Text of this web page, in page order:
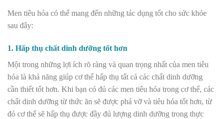
Men tiêu hóa có thể mang đến những tác dụng tốt cho sức khỏe
sau đây:
1. Hấp thụ chất dinh dưỡng tốt hơn
Một trong những lợi ích rõ ràng và quan trọng nhất của men tiêu
hóa là khả năng giúp cơ thể hấp thụ tất cả các chất dinh dưỡng
cần thiết tốt hơn. Khi bạn có đủ các men tiêu hóa trong cơ thể, các
chất dinh dưỡng từ thức ăn sẽ được phá vỡ và tiêu hóa tốt hơn, từ
đó cơ thể sẽ hấp thụ được đầy đủ lượng dinh dưỡng trong thực